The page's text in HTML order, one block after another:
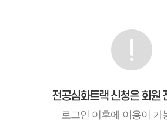
전공심화트랙 신청은 회원
로그인 이후에 이용이 가